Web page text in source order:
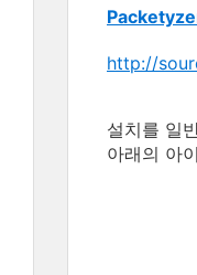
http://
설치를 일
아래의 아